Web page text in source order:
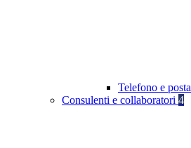
Telefono e
Consulenti e collaboratori 4